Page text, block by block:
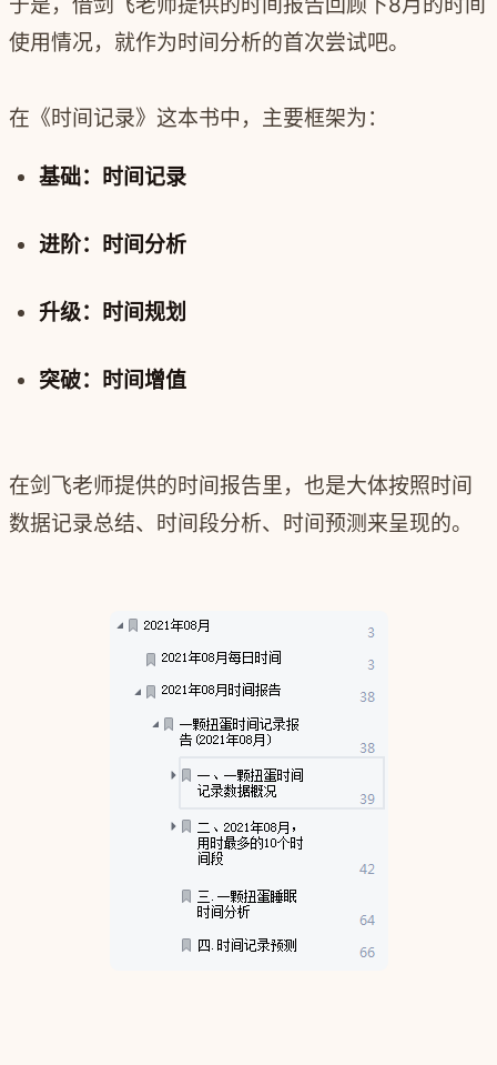
使用情况，就作为时间分析的首次尝试吧。
在《时间记录》这本书中，主要框架为：
基础：时间记录
进阶：时间分析
升级：时间规划
突破：时间增值
在剑飞老师提供的时间报告里，也是大体按照时间
数据记录总结、时间段分析、时间预测来呈现的。